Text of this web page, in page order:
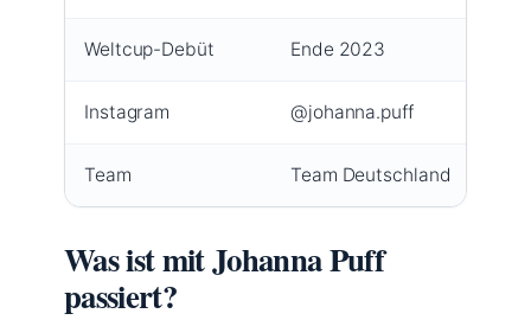
Weltcup-Debüt Ende 2023
Instagram @johanna.puff
Team Team Deutschland
Was ist mit Johanna Puff
passiert?